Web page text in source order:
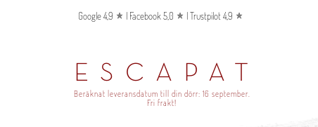
Google 4,9 Facebook 5,0 Trustpilot 4,9
ESCAPAT
Beräknat leveransdatum till din dörr: 16 september
Fri frakt!